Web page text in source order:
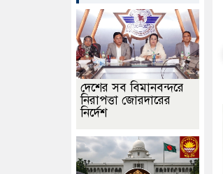
দেশের সব বিমানবন্দরে
নিরাপত্তা জোরদারের
নির্দেশ